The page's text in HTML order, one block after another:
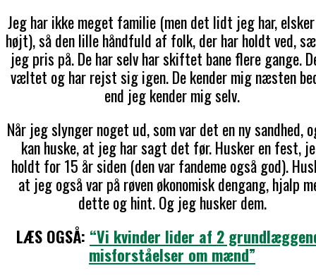
Jeg har ikke meget familie (men det lidt jeg har,
højt), så den lille håndfuld af folk, der har holdt ved,
jeg pris på. De har selv har skiftet bane flere gange.
væltet og har rejst sig igen. De kender mig næsten
end jeg kender mig selv.
Når jeg slynger noget ud, som var det en ny sandhed,
kan huske, at jeg har sagt det før. Husker en fest,
holdt for 15 år siden (den var fandeme også god).
at jeg også var på røven økonomisk dengang, hjalp
dette og hint. Og jeg husker dem.
LÆS OGSÅ: “Vi kvinder lider af 2
misforståelser om mænd”